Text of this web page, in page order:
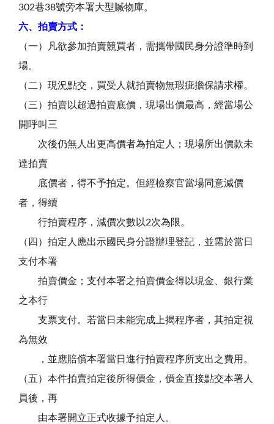
302巷38號旁本署大型贓物庫。
六、拍賣方式：
（一）凡欲參加拍賣競買者，需攜帶國民身分證準時到
場。
（二）現況點交，買受人就拍賣物無瑕疵擔保請求權。
（三）拍賣以超過拍賣底價，現場出價最高，經當場公
開呼叫三
次後仍無人出更高價者為拍定人；現場所出價款未
達拍賣
底價者，得不予拍定。但經檢察官當場同意減價
者，得續
行拍賣程序，減價次數以2次為限。
（四）拍定人應出示國民身分證辦理登記，並需於當日
支付本署
拍賣價金；支付本署之拍賣價金得以現金、銀行業
之本行
支票支付。若當日未能完成上揭程序者，其拍定視
為無效
，並應賠償本署當日進行拍賣程序所支出之費用。
（五）本件拍賣拍定後所得價金，價金直接點交本署人
員後，再
由本署開立正式收據予拍定人。